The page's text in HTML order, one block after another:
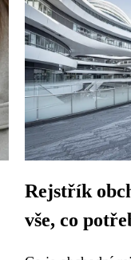
Rejstřík
vše, co